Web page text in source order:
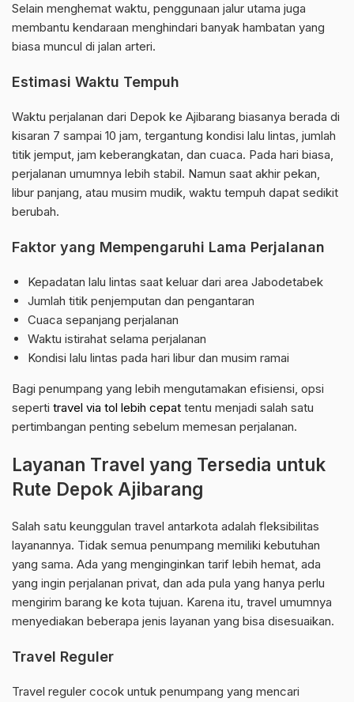
Selain menghemat waktu, penggunaan jalur utama juga
membantu kendaraan menghindari banyak hambatan yang
biasa muncul di jalan arteri.
Estimasi Waktu Tempuh
Waktu perjalanan dari Depok ke Ajibarang biasanya berada di
kisaran 7 sampai 10 jam, tergantung kondisi lalu lintas, jumlah
titik jemput, jam keberangkatan, dan cuaca. Pada hari biasa,
perjalanan umumnya lebih stabil. Namun saat akhir pekan,
libur panjang, atau musim mudik, waktu tempuh dapat sedikit
berubah.
Faktor yang Mempengaruhi Lama Perjalanan
Kepadatan lalu lintas saat keluar dari area Jabodetabek
Jumlah titik penjemputan dan pengantaran
Cuaca sepanjang perjalanan
Waktu istirahat selama perjalanan
Kondisi lalu lintas pada hari libur dan musim ramai
Bagi penumpang yang lebih mengutamakan efisiensi, opsi
seperti travel via tol lebih cepat tentu menjadi salah satu
pertimbangan penting sebelum memesan perjalanan.
Layanan Travel yang Tersedia untuk
Rute Depok Ajibarang
Salah satu keunggulan travel antarkota adalah fleksibilitas
layanannya. Tidak semua penumpang memiliki kebutuhan
yang sama. Ada yang menginginkan tarif lebih hemat, ada
yang ingin perjalanan privat, dan ada pula yang hanya perlu
mengirim barang ke kota tujuan. Karena itu, travel umumnya
menyediakan beberapa jenis layanan yang bisa disesuaikan.
Travel Reguler
Travel reguler cocok untuk penumpang yang mencari